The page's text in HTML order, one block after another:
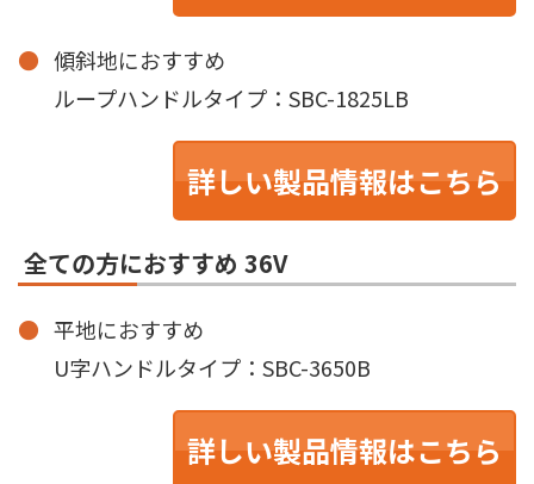
傾斜地におすすめ
ループハンドルタイプ：SBC-1825LB
詳しい製品情報はこちら
全ての方におすすめ 36V
平地におすすめ
U字ハンドルタイプ：SBC-3650B
詳しい製品情報はこちら